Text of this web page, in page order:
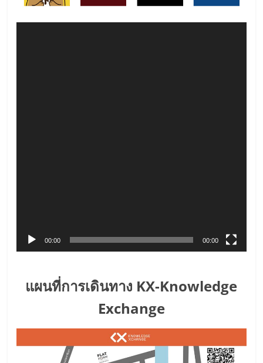
00:00 00:00
แผนที่การเดินทาง KX-Knowledge
Exchange